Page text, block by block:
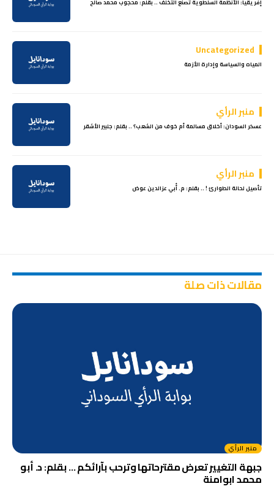
Uncategorized
المياه والسياسة وإدارة الأزمة
منبر الرأي
عسكر السودان: أخلاق مسالمة أم خوف من الشعب؟ .. بقلم: جلبير الأشقر
منبر الرأي
تأصيل لحالة الطوارئ ! .. بقلم: م. أُبي عزالدين عوض
مقالات ذات صلة
منبر الرأي
جبهة التغيير تعرض مقترحاتها وترحب بآرائكم … بقلم: د. أبو
محمد ابوامنة